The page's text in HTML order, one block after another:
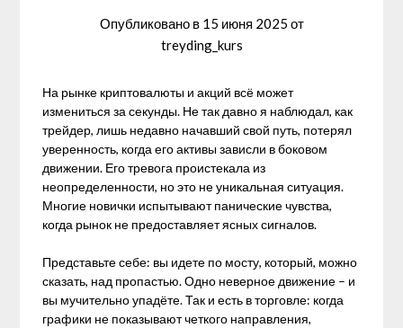
Опубликовано в 15 июня 2025 от
treyding_kurs
На рынке криптовалюты и акций всё может
измениться за секунды. Не так давно я наблюдал, как
трейдер, лишь недавно начавший свой путь, потерял
уверенность, когда его активы зависли в боковом
движении. Его тревога проистекала из
неопределенности, но это не уникальная ситуация.
Многие новички испытывают панические чувства,
когда рынок не предоставляет ясных сигналов.
Представьте себе: вы идете по мосту, который, можно
сказать, над пропастью. Одно неверное движение – и
вы мучительно упадёте. Так и есть в торговле: когда
графики не показывают четкого направления,